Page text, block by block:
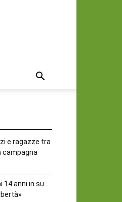
e ragazze tra
campagna
14 anni in su